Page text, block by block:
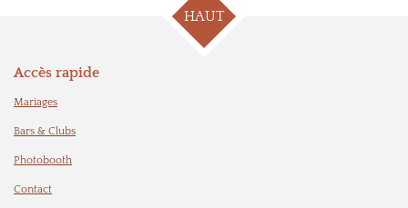
HAUT
Accès rapide
Mariages
Bars & Clubs
Photobooth
Contact